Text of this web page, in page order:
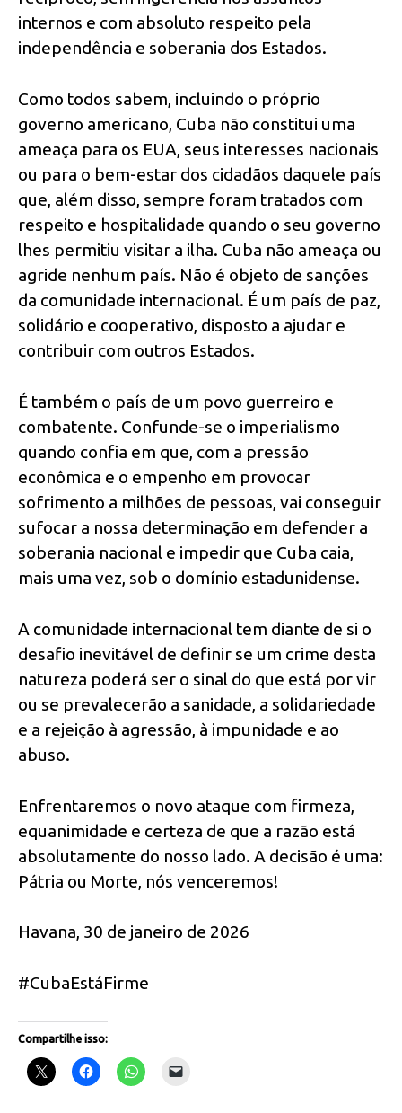
internos e com absoluto respeito pela
independência e soberania dos Estados.
Como todos sabem, incluindo o próprio
governo americano, Cuba não constitui uma
ameaça para os EUA, seus interesses nacionais
ou para o bem-estar dos cidadãos daquele país
que, além disso, sempre foram tratados com
respeito e hospitalidade quando o seu governo
lhes permitiu visitar a ilha. Cuba não ameaça ou
agride nenhum país. Não é objeto de sanções
da comunidade internacional. É um país de paz,
solidário e cooperativo, disposto a ajudar e
contribuir com outros Estados.
É também o país de um povo guerreiro e
combatente. Confunde-se o imperialismo
quando confia em que, com a pressão
econômica e o empenho em provocar
sofrimento a milhões de pessoas, vai conseguir
sufocar a nossa determinação em defender a
soberania nacional e impedir que Cuba caia,
mais uma vez, sob o domínio estadunidense.
A comunidade internacional tem diante de si o
desafio inevitável de definir se um crime desta
natureza poderá ser o sinal do que está por vir
ou se prevalecerão a sanidade, a solidariedade
e a rejeição à agressão, à impunidade e ao
abuso.
Enfrentaremos o novo ataque com firmeza,
equanimidade e certeza de que a razão está
absolutamente do nosso lado. A decisão é uma:
Pátria ou Morte, nós venceremos!
Havana, 30 de janeiro de 2026
#CubaEstáFirme
Compartilhe isso: